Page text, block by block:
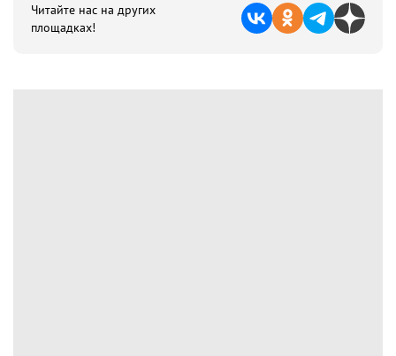
Читайте нас на других
площадках!